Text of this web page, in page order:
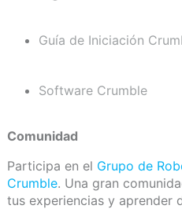
Guía de Iniciación
Software Crumble
Comunidad
Participa en el Grupo de
Crumble. Una gran
tus experiencias y aprender